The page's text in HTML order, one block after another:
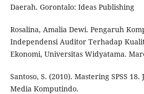
Daerah. Gorontalo: Ideas Publishing
Rosalina, Amalia Dewi. Pengaruh
Independensi Auditor Terhadap
Ekonomi, Universitas Widyatama.
Santoso, S. (2010). Mastering SPSS 18.
Media Komputindo.